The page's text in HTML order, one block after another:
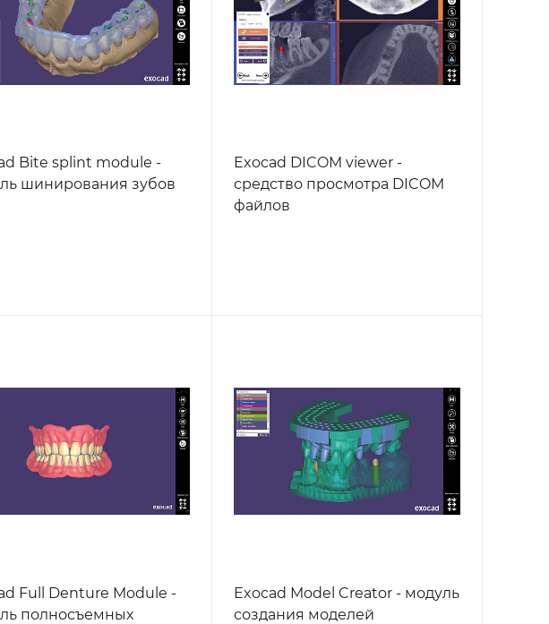
Bite splint module -
шинирования зубов
Exocad DICOM viewer -
средство просмотра DICOM
файлов
Full Denture Module -
полносъемных
Exocad Model Creator - модуль
создания моделей